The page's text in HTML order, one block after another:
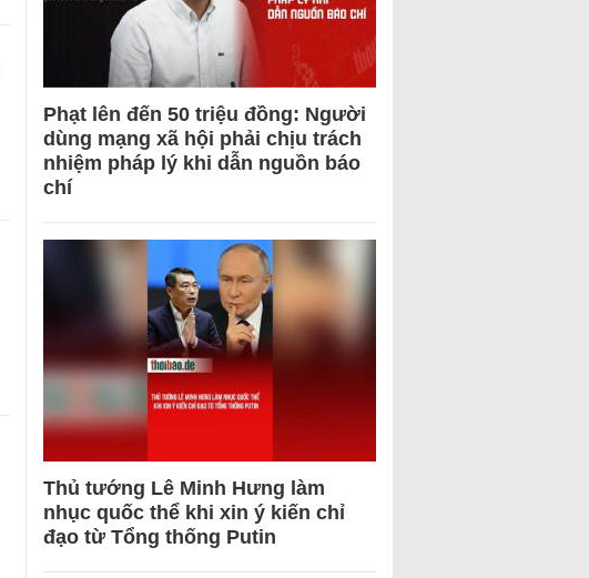
Phạt lên đến 50 triệu đồng: Người
dùng mạng xã hội phải chịu trách
nhiệm pháp lý khi dẫn nguồn báo
chí
Thủ tướng Lê Minh Hưng làm
nhục quốc thể khi xin ý kiến chỉ
đạo từ Tổng thống Putin